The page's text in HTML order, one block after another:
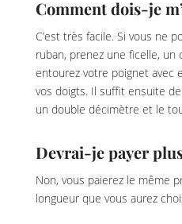
Comment dois-je
C’est très facile. Si vous ne
ruban, prenez une ficelle, un
entourez votre poignet avec
vos doigts. Il suffit ensuite
un double décimètre et le
Devrai-je payer
Non, vous paierez le même
longueur que vous aurez